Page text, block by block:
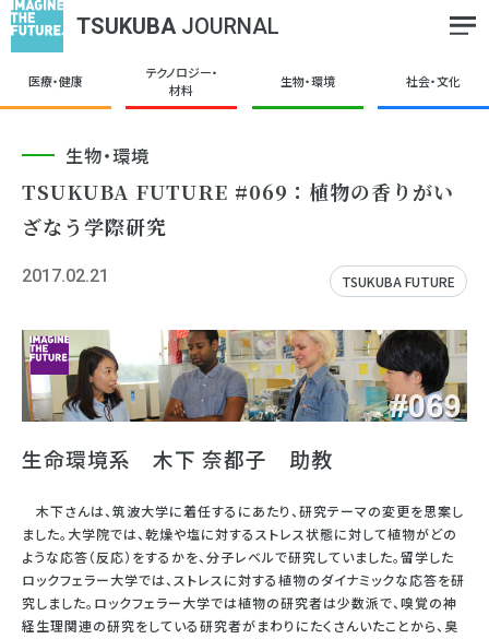
TSUKUBA JOURNAL
医療・健康
テクノロジー・
材料
生物・環境 社会・文化
生物・環境
TSUKUBA FUTURE #069：植物の香りがい
ざなう学際研究
2017.02.21 TSUKUBA FUTURE
生命環境系 木下 奈都子 助教
木下さんは、筑波大学に着任するにあたり、研究テーマの変更を思案し
ました。大学院では、乾燥や塩に対するストレス状態に対して植物がどの
ような応答（反応）をするかを、分子レベルで研究していました。留学した
ロックフェラー大学では、ストレスに対する植物のダイナミックな応答を研
究しました。ロックフェラー大学では植物の研究者は少数派で、嗅覚の神
経生理関連の研究をしている研究者がまわりにたくさんいたことから、臭